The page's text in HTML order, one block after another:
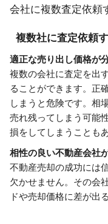
会社に複数査定依頼
複数社に査定依頼
適正な売り出し価格が
複数の会社に査定を出
ることができます。正
しまうと危険です。相
売れ残ってしまう可能
損をしてしまうことも
相性の良い不動産会社
不動産売却の成功には
欠かせません。その会
ドや売却価格に差が出